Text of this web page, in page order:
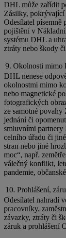
DHL může zařídit
Zásilky, pokrývající
Odesílatel písemně
pojištění v
systému DHL a
ztráty nebo škody
9. Okolnosti mimo
DHL nenese
okolnostmi mimo
nebo magnetické
fotografických
ze samotné
jednání či
smluvními partnery
celního úřadu či
stran nebo jiné
moc“, např.
válečný konflikt,
pandemie,
10. Prohlášení,
Odesílatel nahradí
pracovníky,
závazky, ztráty či
záruk a prohlášení